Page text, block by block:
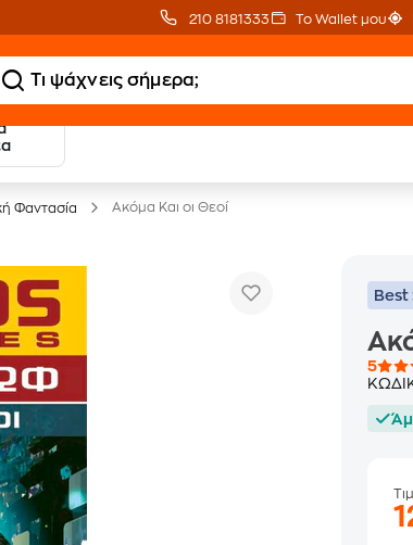
210 8181333 Το Wallet μου
Public επιστροφή
με Snappi
Φαντασία Aκόμα Και οι Θεοί
Best
5